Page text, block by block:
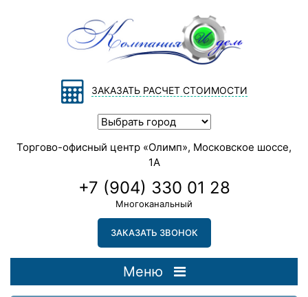
ЗАКАЗАТЬ РАСЧЕТ СТОИМОСТИ
Торгово-офисный центр «Олимп», Московское шоссе,
1А
+7 (904) 330 01 28
Многоканальный
ЗАКАЗАТЬ ЗВОНОК
Меню